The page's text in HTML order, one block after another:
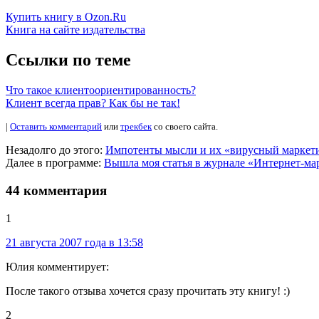
Купить книгу в Ozon.Ru
Книга на сайте издательства
Ссылки по теме
Что такое клиентоориентированность?
Клиент всегда прав? Как бы не так!
| Оставить комментарий или трекбексо своего сайта.
Незадолго до этого: Импотенты мысли и их «вирусный
Далее в программе: Вышла моя статья в журнале «Интернет-
44 комментария
1
21 августа 2007 года в 13:58
Юлия комментирует:
После такого отзыва хочется сразу прочитать эту книгу! :)
2